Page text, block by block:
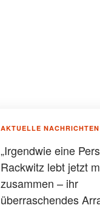
AKTUELLE NACHRICHTEN
„Irgendwie eine
Rackwitz lebt jetzt
zusammen – ihr
überraschendes